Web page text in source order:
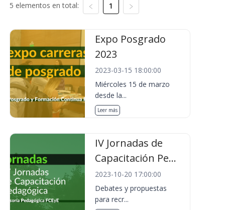
5 elementos en total: 1
Expo Posgrado
2023
2023-03-15 18:00:00
Miércoles 15 de marzo
desde la...
Leer más
IV Jornadas de
Capacitación Pe...
2023-10-20 17:00:00
Debates y propuestas
para recr...